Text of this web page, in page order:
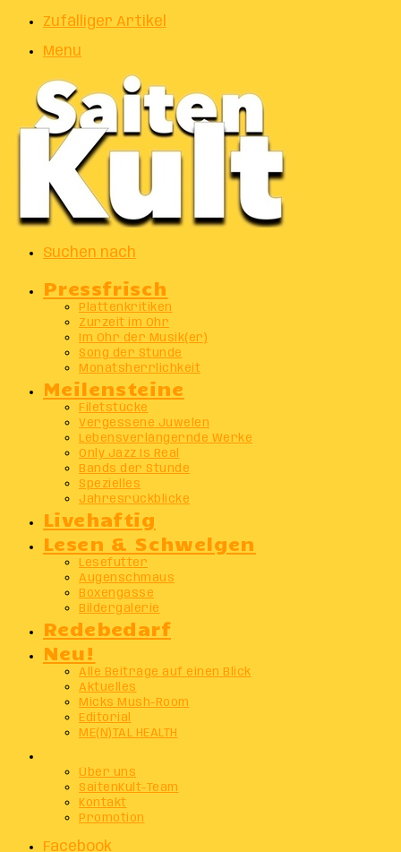
Zufälliger Artikel
Menu
Suchen nach
Pressfrisch
Plattenkritiken
Zurzeit im Ohr
Im Ohr der Musik(er)
Song der Stunde
Monatsherrlichkeit
Meilensteine
Filetstücke
Vergessene Juwelen
Lebensverlängernde Werke
Only Jazz Is Real
Bands der Stunde
Spezielles
Jahresrückblicke
Livehaftig
Lesen & Schwelgen
Lesefutter
Augenschmaus
Boxengasse
Bildergalerie
Redebedarf
Neu!
Alle Beiträge auf einen Blick
Aktuelles
Micks Mush-Room
Editorial
ME(N)TAL HEALTH
Über uns
SaitenKult-Team
Kontakt
Promotion
Facebook